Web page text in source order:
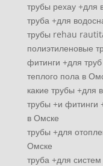
трубы рехау +для
труба +для
трубы rehau
полиэтиленовые
фитинги +для
теплого пола в
какие трубы +для
трубы +и фитинги
в Омске
трубы +для
Омске
труба +для